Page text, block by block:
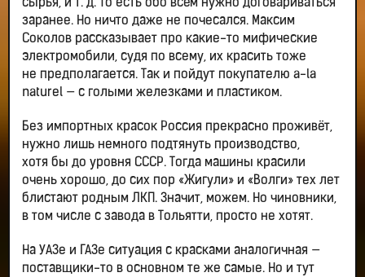
сырья, и т. д. То есть обо всём нужно договариваться
заранее. Но ничто даже не почесался. Максим
Соколов рассказывает про какие-то мифические
электромобили, судя по всему, их красить тоже
не предполагается. Так и пойдут покупателю a-la
naturel — с голыми железками и пластиком.
Без импортных красок Россия прекрасно проживёт,
нужно лишь немного подтянуть производство,
хотя бы до уровня СССР. Тогда машины красили
очень хорошо, до сих пор «Жигули» и «Волги» тех лет
блистают родным ЛКП. Значит, можем. Но чиновники,
в том числе с завода в Тольятти, просто не хотят.
На УАЗе и ГАЗе ситуация с красками аналогичная —
поставщики-то в основном те же самые. Но и тут